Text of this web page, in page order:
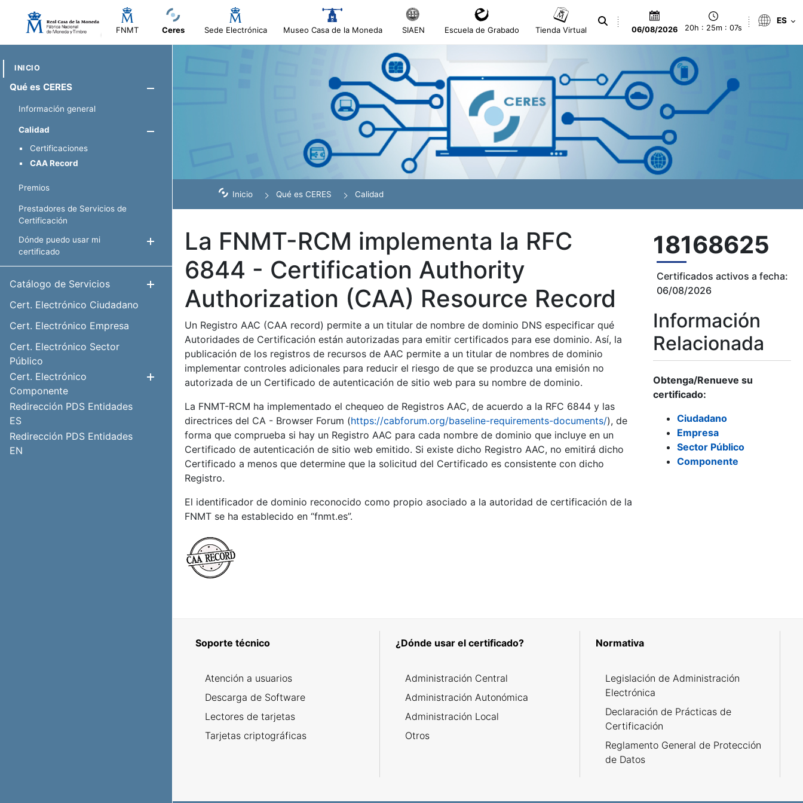
FNMT Ceres Sede Electrónica Museo Casa de la Moneda SIAEN Escuela de Grabado Tienda Virtual 06/08/2026 20h : 25m : 08s
ES
INICIO
Qué es CERES
Información general
Calidad
Certificaciones
CAA Record
Premios
Prestadores de Servicios de
Certificación
Dónde puedo usar mi
certificado
Mostrar/Ocultar
Catálogo de Servicios
Mostrar/Ocultar
Cert. Electrónico Ciudadano
Cert. Electrónico Empresa
Cert. Electrónico Sector
Público
Cert. Electrónico
Componente
Mostrar/Ocultar
Redirección PDS Entidades
ES
Redirección PDS Entidades
EN
Inicio Qué es CERES Calidad
La FNMT-RCM implementa la RFC
6844 - Certification Authority
Authorization (CAA) Resource Record
Un Registro AAC (CAA record) permite a un titular de nombre de dominio DNS especificar qué
Autoridades de Certificación están autorizadas para emitir certificados para ese dominio. Así, la
publicación de los registros de recursos de AAC permite a un titular de nombres de dominio
implementar controles adicionales para reducir el riesgo de que se produzca una emisión no
autorizada de un Certificado de autenticación de sitio web para su nombre de dominio.
La FNMT-RCM ha implementado el chequeo de Registros AAC, de acuerdo a la RFC 6844 y las
directrices del CA - Browser Forum (https://cabforum.org/baseline-requirements-documents/), de
forma que comprueba si hay un Registro AAC para cada nombre de dominio que incluye en un
Certificado de autenticación de sitio web emitido. Si existe dicho Registro AAC, no emitirá dicho
Certificado a menos que determine que la solicitud del Certificado es consistente con dicho
Registro.
El identificador de dominio reconocido como propio asociado a la autoridad de certificación de la
FNMT se ha establecido en “fnmt.es”.
18168625
Certificados activos a fecha:
06/08/2026
Información
Relacionada
Obtenga/Renueve su
certificado:
Ciudadano
Empresa
Sector Público
Componente
Soporte técnico
Atención a usuarios
Descarga de Software
Lectores de tarjetas
Tarjetas criptográficas
¿Dónde usar el certificado?
Administración Central
Administración Autonómica
Administración Local
Otros
Normativa
Legislación de Administración
Electrónica
Declaración de Prácticas de
Certificación
Reglamento General de Protección
de Datos